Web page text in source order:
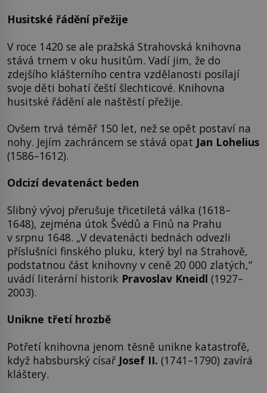
Husitské řádění přežije
V roce 1420 se ale pražská Strahovská knihovna
stává trnem v oku husitům. Vadí jim, že do
zdejšího klášterního centra vzdělanosti posílají
svoje děti bohatí čeští šlechticové. Knihovna
husitské řádění ale naštěstí přežije.
Ovšem trvá téměř 150 let, než se opět postaví na
nohy. Jejím zachráncem se stává opat Jan Lohelius
(1586–1612).
Odcizí devatenáct beden
Slibný vývoj přerušuje třicetiletá válka (1618–
1648), zejména útok Švédů a Finů na Prahu
v srpnu 1648. „V devatenácti bednách odvezli
příslušníci finského pluku, který byl na Strahově,
podstatnou část knihovny v ceně 20 000 zlatých,“
uvádí literární historik Pravoslav Kneidl (1927–
2003).
Unikne třetí hrozbě
Potřetí knihovna jenom těsně unikne katastrofě,
když habsburský císař Josef II. (1741–1790) zavírá
kláštery.